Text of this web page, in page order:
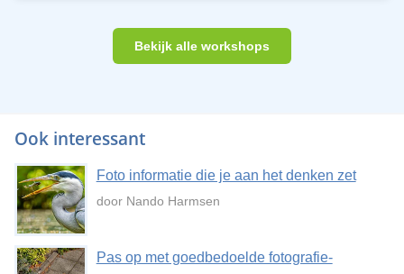
Bekijk alle workshops
Ook interessant
Foto informatie die je aan het denken zet
door Nando Harmsen
Pas op met goedbedoelde fotografie-